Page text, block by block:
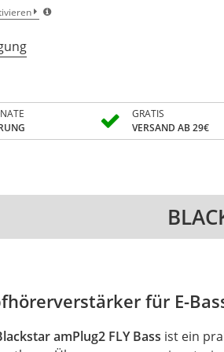
GRATIS
VERSAND AB 29€
für E-
amPlug2 FLY Bass ist ein